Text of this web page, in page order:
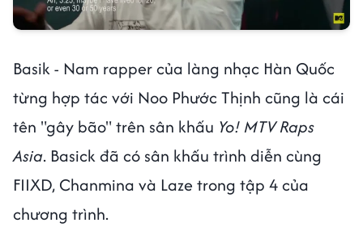
Basik - Nam rapper của làng nhạc Hàn Quốc
từng hợp tác với Noo Phước Thịnh cũng là cái
tên "gây bão" trên sân khấu Yo! MTV Raps
Asia. Basick đã có sân khấu trình diễn cùng
FIIXD, Chanmina và Laze trong tập 4 của
chương trình.